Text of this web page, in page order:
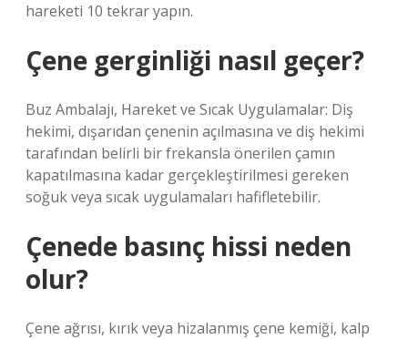
hareketi 10 tekrar yapın.
Çene gerginliği nasıl geçer?
Buz Ambalajı, Hareket ve Sıcak Uygulamalar: Diş
hekimi, dışarıdan çenenin açılmasına ve diş hekimi
tarafından belirli bir frekansla önerilen çamın
kapatılmasına kadar gerçekleştirilmesi gereken
soğuk veya sıcak uygulamaları hafifletebilir.
Çenede basınç hissi neden
olur?
Çene ağrısı, kırık veya hizalanmış çene kemiği, kalp